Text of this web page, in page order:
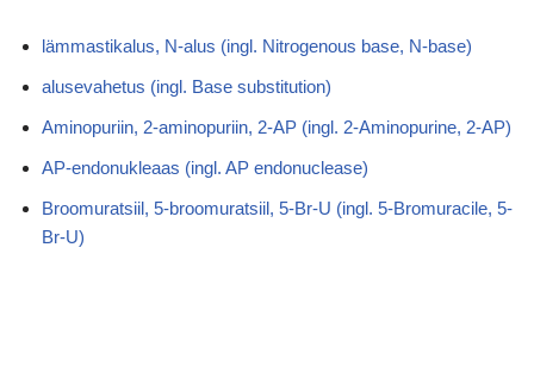
lämmastikalus, N-alus (ingl. Nitrogenous base, N-base)
alusevahetus (ingl. Base substitution)
Aminopuriin, 2-aminopuriin, 2-AP (ingl. 2-Aminopurine, 2-AP)
AP-endonukleaas (ingl. AP endonuclease)
Broomuratsiil, 5-broomuratsiil, 5-Br-U (ingl. 5-Bromuracile, 5-
Br-U)